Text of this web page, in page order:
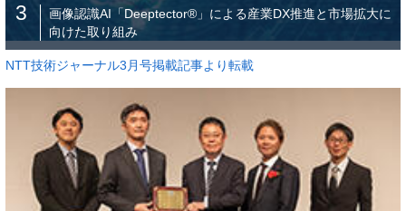
3
画像認識AI「Deeptector®」による産業DX推進と市場拡大に
向けた取り組み
NTT技術ジャーナル3月号掲載記事より転載